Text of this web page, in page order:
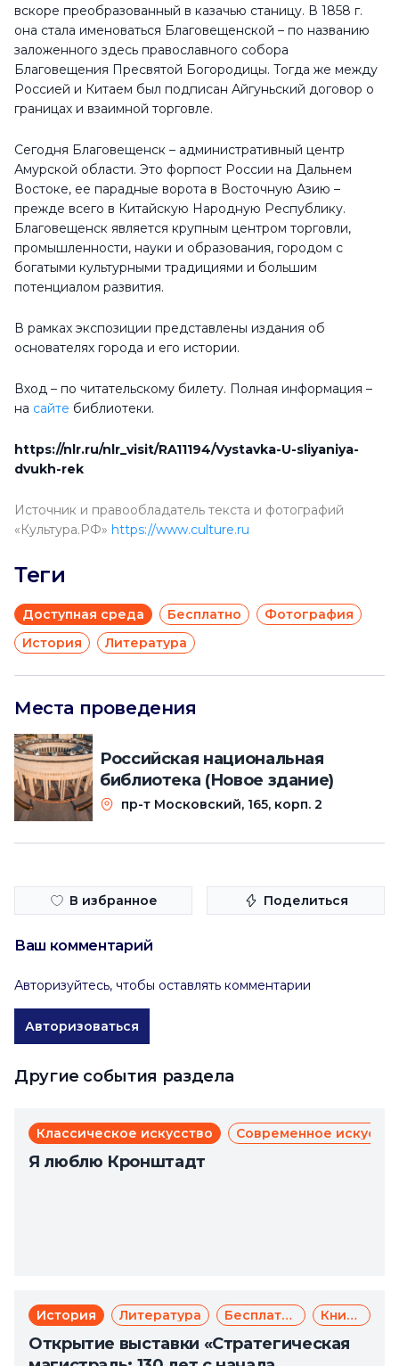
вскоре преобразованный в казачью станицу. В 1858 г.
она стала именоваться Благовещенской – по названию
заложенного здесь православного собора
Благовещения Пресвятой Богородицы. Тогда же между
Россией и Китаем был подписан Айгуньский договор о
границах и взаимной торговле.
Сегодня Благовещенск – административный центр
Амурской области. Это форпост России на Дальнем
Востоке, ее парадные ворота в Восточную Азию –
прежде всего в Китайскую Народную Республику.
Благовещенск является крупным центром торговли,
промышленности, науки и образования, городом с
богатыми культурными традициями и большим
потенциалом развития.
В рамках экспозиции представлены издания об
основателях города и его истории.
Вход – по читательскому билету. Полная информация –
на сайте библиотеки.
https://nlr.ru/nlr_visit/RA11194/Vystavka-U-sliyaniya-
dvukh-rek
Источник и правообладатель текста и фотографий
«Культура.РФ» https://www.culture.ru
Теги
Доступная среда Бесплатно
Фотография
История
Литература
Места проведения
Российская национальная
библиотека (Новое здание)
пр-т Московский, 165, корп. 2
В избранное Поделиться
Ваш комментарий
Авторизуйтесь, чтобы оставлять комментарии
Авторизоваться
Другие события раздела
Классическое искусство Современное
Я люблю Кронштадт
История Литература Бесплатно Книги
Открытие выставки «Стратегическая